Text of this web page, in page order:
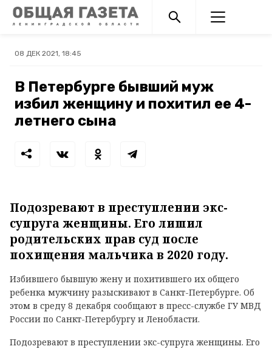
08 ДЕК 2021, 18:45
В Петербурге бывший муж
избил женщину и похитил ее 4-
летнего сына
Подозревают в преступлении экс-
супруга женщины. Его лишил
родительских прав суд после
похищения мальчика в 2020 году.
Избившего бывшую жену и похитившего их общего
ребенка мужчину разыскивают в Санкт-Петербурге. Об
этом в среду 8 декабря сообщают в пресс-службе ГУ МВД
России по Санкт-Петербургу и Ленобласти.
Подозревают в преступлении экс-супруга женщины. Его